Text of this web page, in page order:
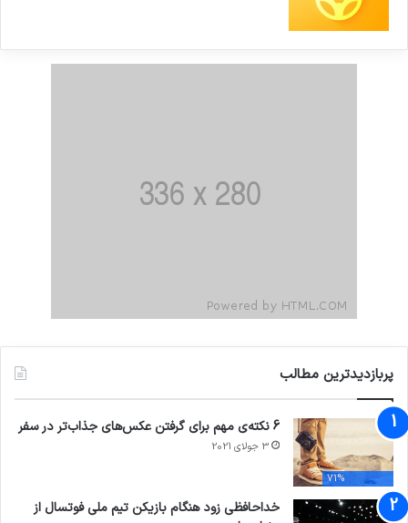
پربازدیدترین مطالب
71%
6 نکته‌ی مهم برای گرفتن عکس‌های جذاب‌تر در سفر
3 جولای 2021
خداحافظی زود هنگام بازیکن تیم ملی فوتسال از